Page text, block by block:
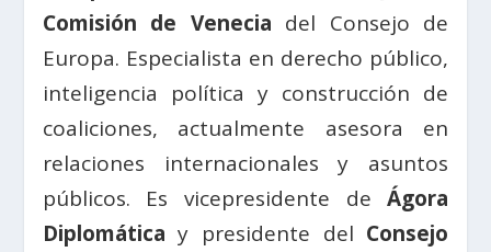
Comisión de Venecia del Consejo de
Europa. Especialista en derecho público,
inteligencia política y construcción de
coaliciones, actualmente asesora en
relaciones internacionales y asuntos
públicos. Es vicepresidente deÁgora
Diplomática y presidente del Consejo